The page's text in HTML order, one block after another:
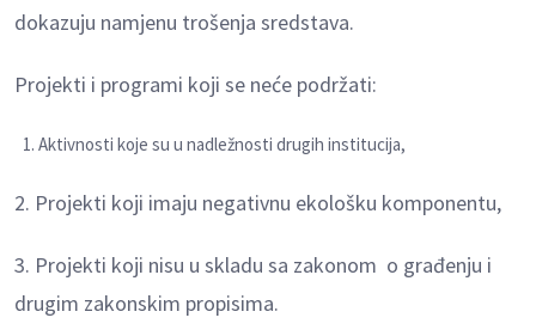
dokazuju namjenu trošenja sredstava.
Projekti i programi koji se neće podržati:
Aktivnosti koje su u nadležnosti drugih institucija,
2. Projekti koji imaju negativnu ekološku komponentu,
3. Projekti koji nisu u skladu sa zakonom o građenju i
drugim zakonskim propisima.